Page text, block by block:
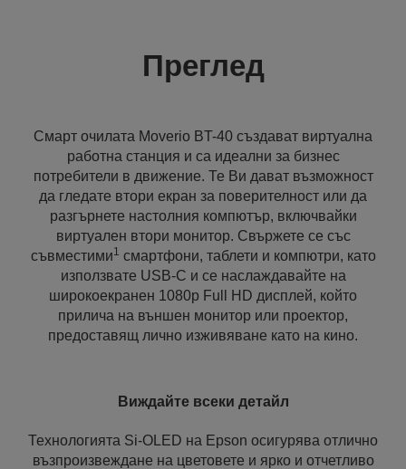
Преглед
Смарт очилата Moverio BT-40 създават виртуална
работна станция и са идеални за бизнес
потребители в движение. Те Ви дават възможност
да гледате втори екран за поверителност или да
разгърнете настолния компютър, включвайки
виртуален втори монитор. Свържете се със
съвместими1 смартфони, таблети и компютри, като
използвате USB-C и се наслаждавайте на
широкоекранен 1080p Full HD дисплей, който
прилича на външен монитор или проектор,
предоставящ лично изживяване като на кино.
Виждайте всеки детайл
Технологията Si-OLED на Epson осигурява отлично
възпроизвеждане на цветовете и ярко и отчетливо